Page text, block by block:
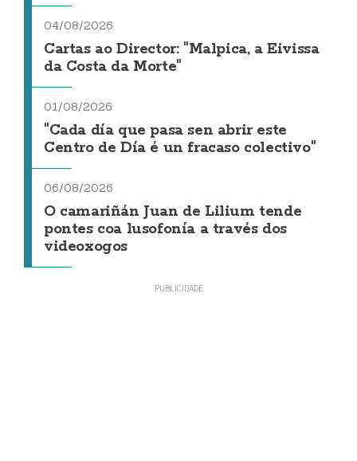
04/08/2026
Cartas ao Director: "Malpica, a Eivissa
da Costa da Morte"
01/08/2026
"Cada día que pasa sen abrir este
Centro de Día é un fracaso colectivo"
06/08/2026
O camariñán Juan de Lilium tende
pontes coa lusofonía a través dos
videoxogos